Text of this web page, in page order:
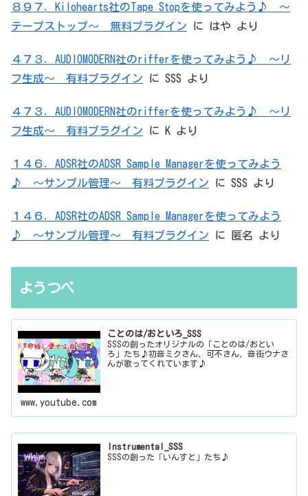
８９７．Kilohearts社のTape Stopを使ってみよう♪ ～
テープストップ～ 無料プラグイン に はや より
４７３．AUDIOMODERN社のrifferを使ってみよう♪ ～リ
フ生成～ 有料プラグイン に SSS より
４７３．AUDIOMODERN社のrifferを使ってみよう♪ ～リ
フ生成～ 有料プラグイン に K より
１４６．ADSR社のADSR Sample Managerを使ってみよう
♪ ～サンプル管理～ 有料プラグイン に SSS より
１４６．ADSR社のADSR Sample Managerを使ってみよう
♪ ～サンプル管理～ 有料プラグイン に 匿名 より
ようつべ
ことのは/おといろ_SSS
SSSの創ったオリジナルの「ことのは/おとい
ろ」たち♪初音ミクさん、可不さん、音街ウナさ
んが歌ってくれています♪
www.youtube.com
Instrumental_SSS
SSSの創った「いんすと」たち♪